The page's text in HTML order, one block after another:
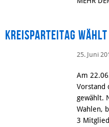
Kreisparteitag wählt
25. Juni
Am
Vorstand
gewählt.
Wahlen,
3